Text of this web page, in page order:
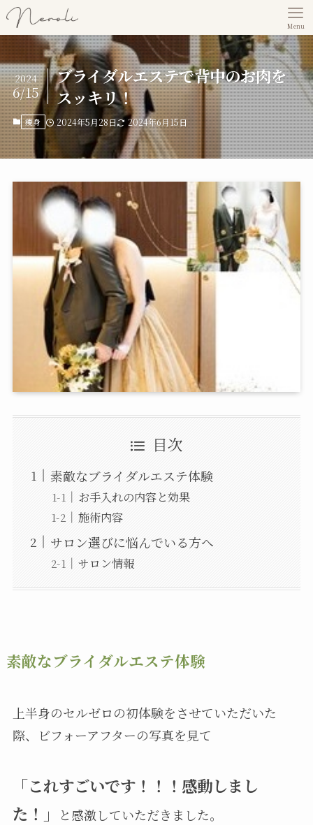
Menu
ブライダルエステで背中のお肉を
スッキリ！
2024
6/15
痩身 2024年5月28日 2024年6月15日
目次
素敵なブライダルエステ体験
お手入れの内容と効果
施術内容
サロン選びに悩んでいる方へ
サロン情報
素敵なブライダルエステ体験
上半身のセルゼロの初体験をさせていただいた
際、ビフォーアフターの写真を見て
「これすごいです！！！感動しまし
た！」
と感激していただきました。